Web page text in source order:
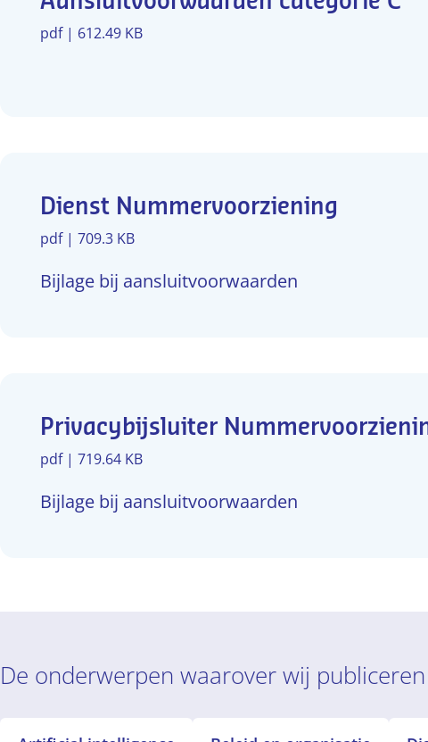
pdf | 612.49 KB
Dienst Nummervoorziening
pdf | 709.3 KB
Bijlage bij aansluitvoorwaarden
Privacybijsluiter
pdf | 719.64 KB
Bijlage bij aansluitvoorwaarden
De onderwerpen waarover wij publiceren